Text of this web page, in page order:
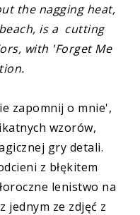
the nagging heat,
is a cutting
with 'Forget Me
zapomnij o mnie',
wzorów,
gry detali.
z błękitem
lenistwo na
jednym ze zdjęć z